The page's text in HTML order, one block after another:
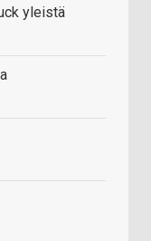
yleistä